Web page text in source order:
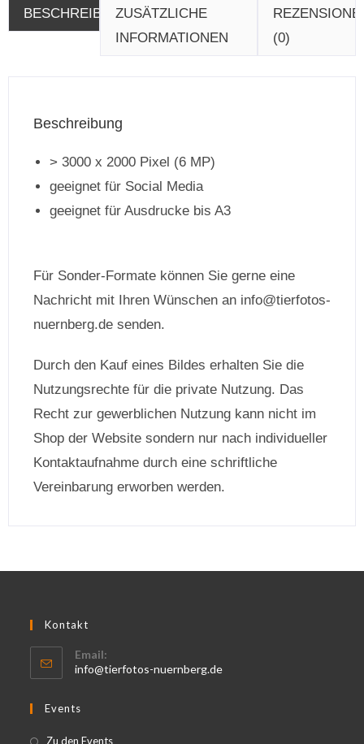
BESCHREIBUNGZUSÄTZLICHE
INFORMATIONEN
(0)
Beschreibung
> 3000 x 2000 Pixel (6 MP)
geeignet für Social Media
geeignet für Ausdrucke bis A3
Für Sonder-Formate können Sie gerne eine
Nachricht mit Ihren Wünschen an info@tierfotos-
nuernberg.de senden.
Durch den Kauf eines Bildes erhalten Sie die
Nutzungsrechte für die private Nutzung. Das
Recht zur gewerblichen Nutzung kann nicht im
Shop der Website sondern nur nach individueller
Kontaktaufnahme durch eine schriftliche
Vereinbarung erworben werden.
Kontakt
Email:
info@tierfotos-nuernberg.de
Events
Zu den Events